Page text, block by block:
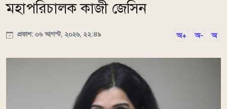
মহাপরিচালক কাজী জেসিন
প্রকাশ: ০৬ আগস্ট, ২০২৬, ২২:৪৯ অ+ অ- অ